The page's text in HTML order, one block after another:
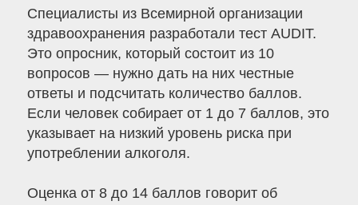
Специалисты из Всемирной организации
здравоохранения разработали тест AUDIT.
Это опросник, который состоит из 10
вопросов — нужно дать на них честные
ответы и подсчитать количество баллов.
Если человек собирает от 1 до 7 баллов, это
указывает на низкий уровень риска при
употреблении алкоголя.
Оценка от 8 до 14 баллов говорит об